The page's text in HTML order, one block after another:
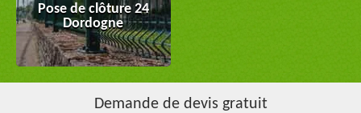
Pose de clôture 24
Dordogne
Demande de devis gratuit